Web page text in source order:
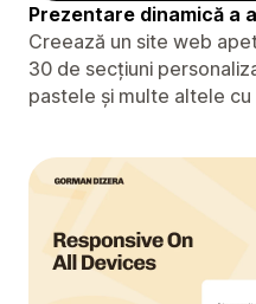
Prezentare dinamică a
Creează un site web
30 de secțiuni
pastele și multe altele cu